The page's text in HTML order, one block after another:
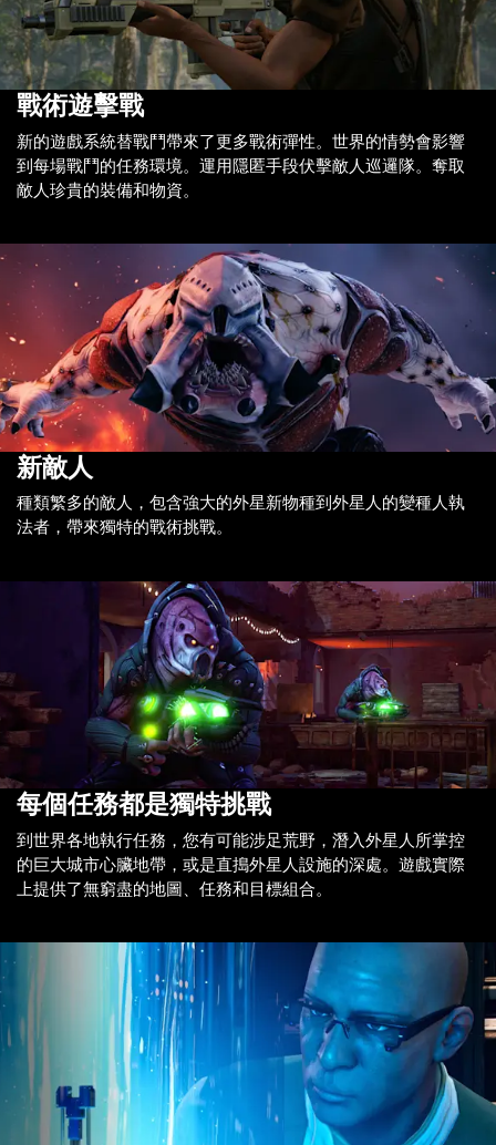
戰術遊擊戰
新的遊戲系統替戰鬥帶來了更多戰術彈性。世界的情勢會影響
到每場戰鬥的任務環境。運用隱匿手段伏擊敵人巡邏隊。奪取
敵人珍貴的裝備和物資。
新敵人
種類繁多的敵人，包含強大的外星新物種到外星人的變種人執
法者，帶來獨特的戰術挑戰。
每個任務都是獨特挑戰
到世界各地執行任務，您有可能涉足荒野，潛入外星人所掌控
的巨大城市心臟地帶，或是直搗外星人設施的深處。遊戲實際
上提供了無窮盡的地圖、任務和目標組合。